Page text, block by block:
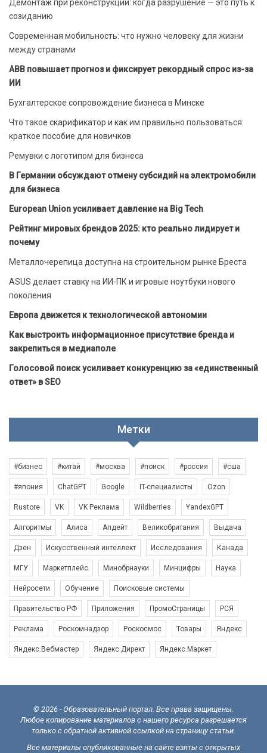
Демонтаж при реконструкции: когда разрушение — это путь к
созиданию
Современная мобильность: что нужно человеку для жизни
между странами
ABB повышает прогноз и фиксирует рекордный спрос из-за
ИИ
Бухгалтерское сопровождение бизнеса в Минске
Что такое скарификатор и как им правильно пользоваться:
краткое пособие для новичков
Ремувки с логотипом для бизнеса
В Германии обсуждают отмену субсидий на электромобили
для бизнеса
European Union усиливает давление на Big Tech
Рейтинг мировых брендов 2025: кто реально лидирует и
почему
Металлочерепица доступна на строительном рынке Бреста
ASUS делает ставку на ИИ-ПК и игровые ноутбуки нового
поколения
Европа движется к технологической автономии
Как выстроить информационное присутствие бренда и
закрепиться в медиаполе
Голосовой поиск усиливает конкуренцию за «единственный
ответ» в SEO
Метки
#бизнес #китай #москва #поиск #россия #сша
#япония ChatGPT Google IT-специалисты Ozon
Rustore VK VK Реклама Wildberries YandexGPT
Алгоритмы Алиса Апдейт Великобритания Выдача
Дзен Искусственный интеллект Исследования Канада
МГУ Маркетплейс Минобрнауки Минцифры Наука
Нейросети Обучение Поисковые системы
Правительство РФ Приложения ПромоСтраницы РСЯ
Реклама Роскомнадзор Роскосмос Товары Яндекс
Яндекс.Вебмастер Яндекс.Директ Яндекс.Маркет
© 2026 - Образовательный портал. Все права защищены.
Любое копирование материалов с нашего ресурса разрешается
только с обратной активной ссылкой на страницу статьи.
Все материалы опубликованные на сайте взяты с открытых